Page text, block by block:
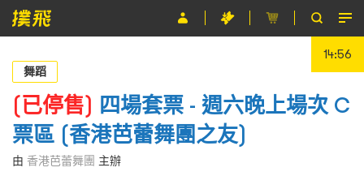
節目
主辦單位
關於撲飛
條款及細則
14:56
舞蹈
(已停售) 四場套票 - 週六晚上場次 C
票區 (香港芭蕾舞團之友)
由 香港芭蕾舞團 主辦